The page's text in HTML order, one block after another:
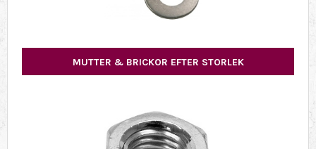
MUTTER & BRICKOR EFTER STORLEK